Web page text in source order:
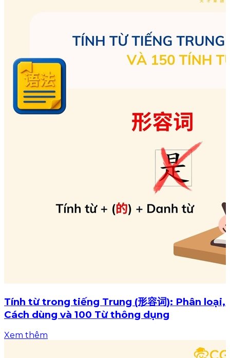
Tính từ trong tiếng Trung (形容词): Phân loại,
Cách dùng và 100 Từ thông dụng
Xem thêm